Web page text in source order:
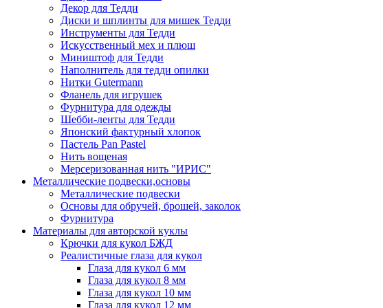
Декор для Тедди
Диски и шплинты для мишек Тедди
Инструменты для Тедди
Искусственный мех и плюш
Миништоф для Тедди
Наполнитель для тедди опилки
Нитки Gutermann
Фланель для игрушек
Фурнитура для одежды
Шебби-ленты для Тедди
Японский фактурный хлопок
Пастель Pan Pastel
Нить вощеная
Мерсеризованная нить "ИРИС"
Металлические подвески,основы
Металлические подвески
Основы для обручей, брошей, заколок
Фурнитура
Материалы для авторской куклы
Крючки для кукол БЖД
Реалистичные глаза для кукол
Глаза для кукол 6 мм
Глаза для кукол 8 мм
Глаза для кукол 10 мм
Глаза для кукол 12 мм